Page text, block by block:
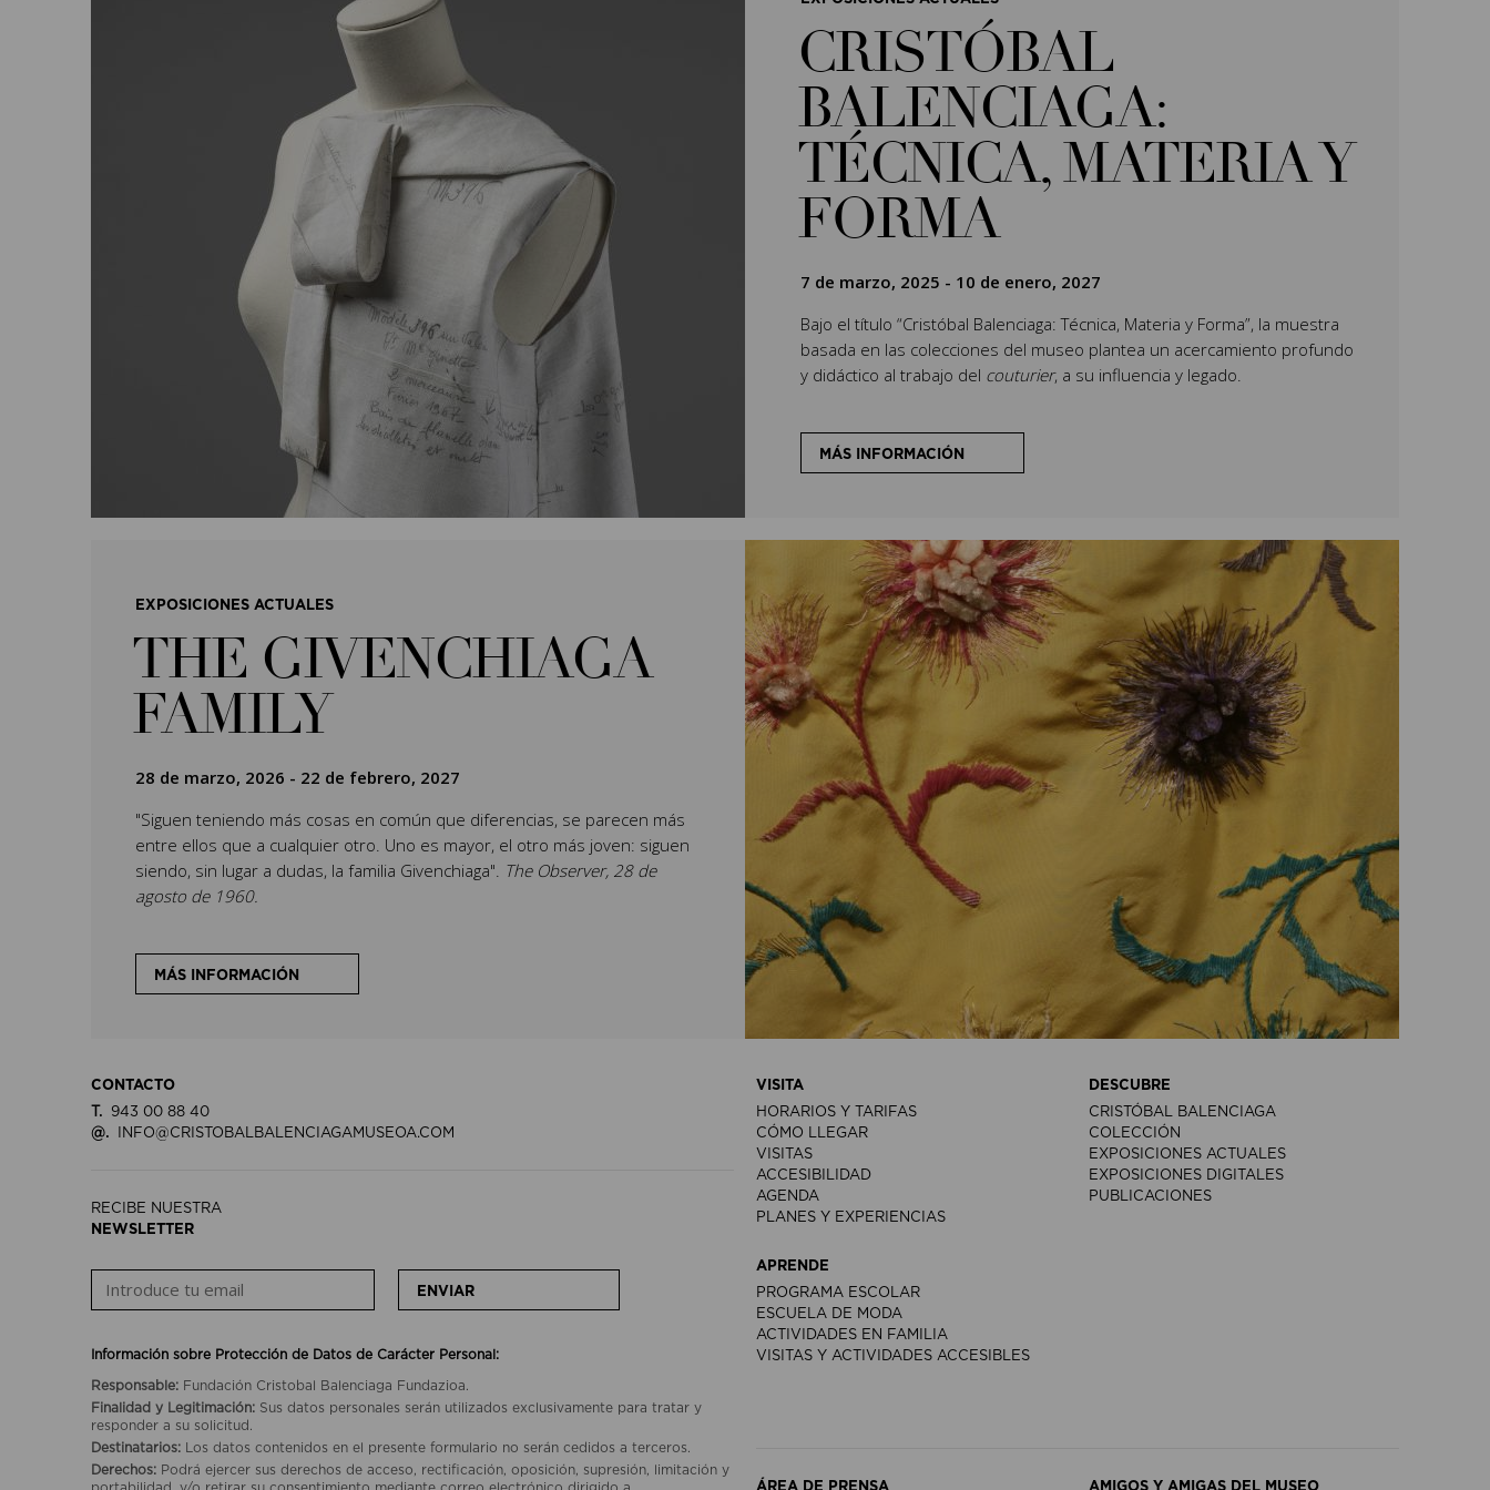
CRISTÓBAL
BALENCIAGA:
TÉCNICA, MATERIA Y
FORMA
7 de marzo, 2025 - 10 de enero, 2027
Bajo el título “Cristóbal Balenciaga: Técnica, Materia y Forma”, la muestra
basada en las colecciones del museo plantea un acercamiento profundo
y didáctico al trabajo del couturier, a su influencia y legado.
MÁS INFORMACIÓN
EXPOSICIONES ACTUALES
THE GIVENCHIAGA
FAMILY
28 de marzo, 2026 - 22 de febrero, 2027
"Siguen teniendo más cosas en común que diferencias, se parecen más
entre ellos que a cualquier otro. Uno es mayor, el otro más joven: siguen
siendo, sin lugar a dudas, la familia Givenchiaga". The Observer, 28 de
agosto de 1960.
MÁS INFORMACIÓN
CONTACTO
T.
943 00 88 40
@.
INFO@CRISTOBALBALENCIAGAMUSEOA.COM
RECIBE NUESTRA
NEWSLETTER
ENVIAR
Información sobre Protección de Datos de Carácter Personal:
Responsable: Fundación Cristobal Balenciaga Fundazioa.
Finalidad y Legitimación: Sus datos personales serán utilizados exclusivamente para tratar y
responder a su solicitud.
Destinatarios:
Los datos contenidos en el presente formulario no serán cedidos a terceros.
Derechos: Podrá ejercer sus derechos de acceso, rectificación, oposición, supresión, limitación y
VISITA
HORARIOS Y TARIFAS
CÓMO LLEGAR
VISITAS
ACCESIBILIDAD
AGENDA
PLANES Y EXPERIENCIAS
DESCUBRE
CRISTÓBAL BALENCIAGA
COLECCIÓN
EXPOSICIONES ACTUALES
EXPOSICIONES DIGITALES
PUBLICACIONES
APRENDE
PROGRAMA ESCOLAR
ESCUELA DE MODA
ACTIVIDADES EN FAMILIA
VISITAS Y ACTIVIDADES ACCESIBLES